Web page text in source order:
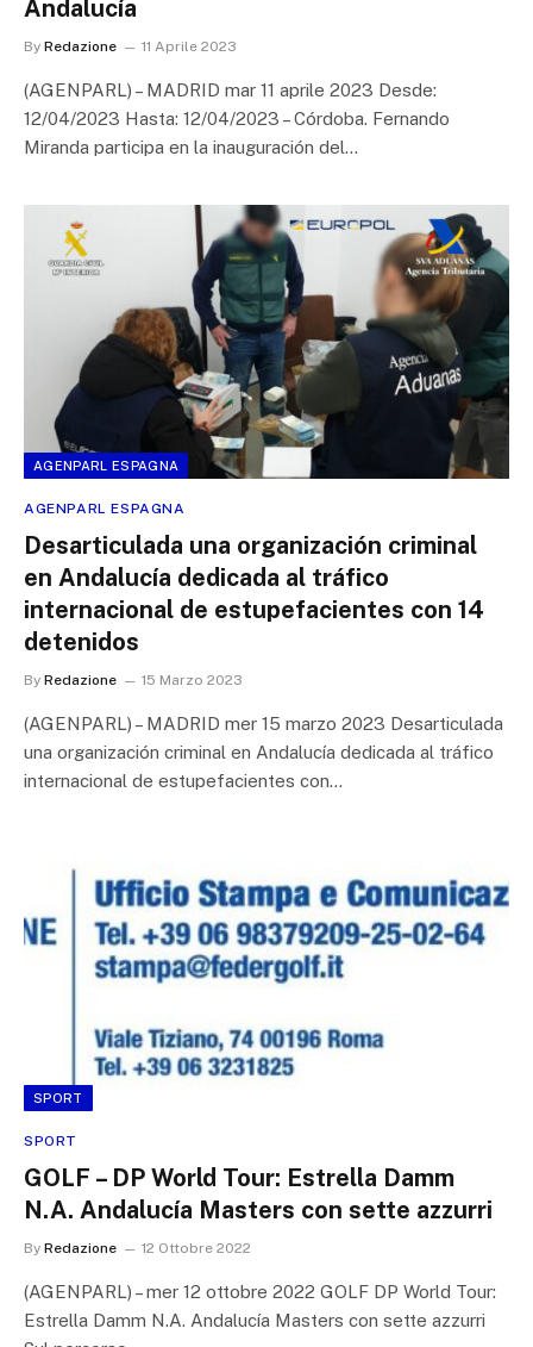
Andalucía
By Redazione 11 Aprile 2023
(AGENPARL) – MADRID mar 11 aprile 2023 Desde:
12/04/2023 Hasta: 12/04/2023 – Córdoba. Fernando
Miranda participa en la inauguración del…
AGENPARL ESPAGNA
AGENPARL ESPAGNA
Desarticulada una organización criminal
en Andalucía dedicada al tráfico
internacional de estupefacientes con 14
detenidos
By Redazione 15 Marzo 2023
(AGENPARL) – MADRID mer 15 marzo 2023 Desarticulada
una organización criminal en Andalucía dedicada al tráfico
internacional de estupefacientes con…
SPORT
SPORT
GOLF – DP World Tour: Estrella Damm
N.A. Andalucía Masters con sette azzurri
By Redazione 12 Ottobre 2022
(AGENPARL) – mer 12 ottobre 2022 GOLF DP World Tour:
Estrella Damm N.A. Andalucía Masters con sette azzurri